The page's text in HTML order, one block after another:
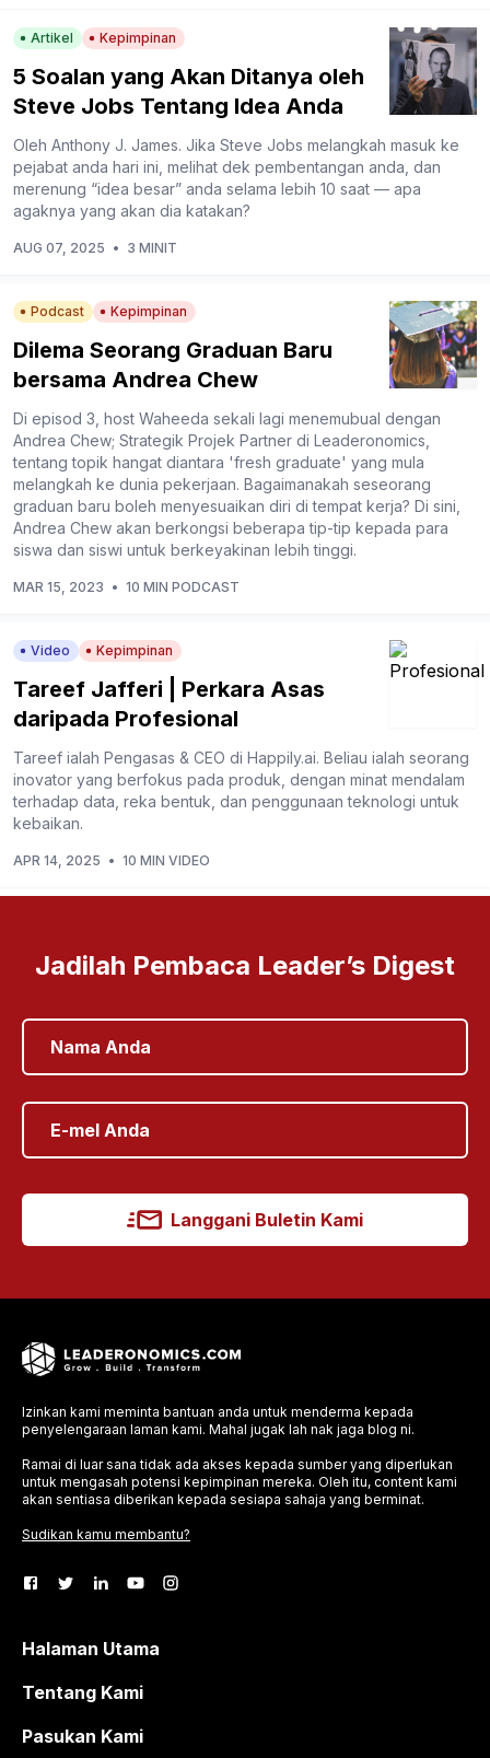
Artikel Kepimpinan
5 Soalan yang Akan Ditanya oleh
Steve Jobs Tentang Idea Anda
Oleh Anthony J. James. Jika Steve Jobs melangkah masuk ke
pejabat anda hari ini, melihat dek pembentangan anda, dan
merenung “idea besar” anda selama lebih 10 saat — apa
agaknya yang akan dia katakan?
AUG 07, 2025 • 3 MINIT
Podcast Kepimpinan
Dilema Seorang Graduan Baru
bersama Andrea Chew
Di episod 3, host Waheeda sekali lagi menemubual dengan
Andrea Chew; Strategik Projek Partner di Leaderonomics,
tentang topik hangat diantara 'fresh graduate' yang mula
melangkah ke dunia pekerjaan. Bagaimanakah seseorang
graduan baru boleh menyesuaikan diri di tempat kerja? Di sini,
Andrea Chew akan berkongsi beberapa tip-tip kepada para
siswa dan siswi untuk berkeyakinan lebih tinggi.
MAR 15, 2023 • 10 MIN PODCAST
Video Kepimpinan
Tareef Jafferi | Perkara Asas
daripada Profesional
Tareef ialah Pengasas & CEO di Happily.ai. Beliau ialah seorang
inovator yang berfokus pada produk, dengan minat mendalam
terhadap data, reka bentuk, dan penggunaan teknologi untuk
kebaikan.
APR 14, 2025 • 10 MIN VIDEO
Jadilah Pembaca Leader’s Digest
Langgani Buletin Kami
Izinkan kami meminta bantuan anda untuk menderma kepada
penyelengaraan laman kami. Mahal jugak lah nak jaga blog ni.
Ramai di luar sana tidak ada akses kepada sumber yang diperlukan
untuk mengasah potensi kepimpinan mereka. Oleh itu, content kami
akan sentiasa diberikan kepada sesiapa sahaja yang berminat.
Sudikan kamu membantu?
Halaman Utama
Tentang Kami
Pasukan Kami